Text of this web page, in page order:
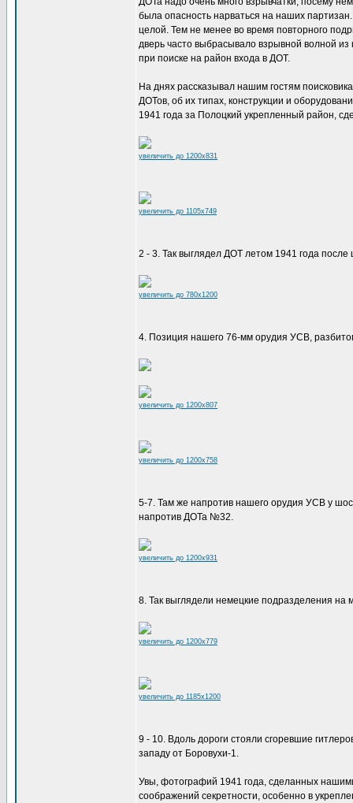
была опасность нарваться на наших
целой. Тем не менее во время повторного
дверь часто выбрасывало взрывной волной
при поиске на район входа в ДОТ.
На днях рассказывал нашим гостям
ДОТов, об их типах, конструкции и
1941 года за Полоцкий укрепленный район,
увеличить до 1200x831
увеличить до 1105x749
2 - 3. Так выглядел ДОТ летом 1941 года после
увеличить до 780x1200
4. Позиция нашего 76-мм орудия УСВ,
увеличить до 1200x807
увеличить до 1200x758
5-7. Там же напротив нашего орудия УСВ у
напротив ДОТа №32.
увеличить до 1200x931
8. Так выглядели немецкие подразделения
увеличить до 1200x779
увеличить до 1185x1200
9 - 10. Вдоль дороги стояли сгоревшие
западу от Боровухи-1.
Увы, фотографий 1941 года, сделанных
соображений секретности, особенно в